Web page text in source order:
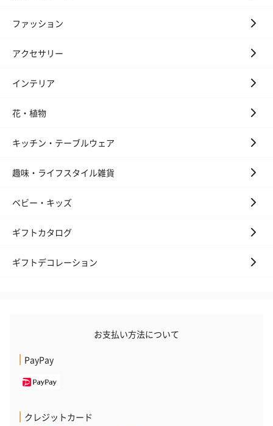
ハンドクリーム3本セッ
シャワージェ
リラックスグッズ
ハンドタオル・ハンカチ
ハンドタオル・ハンカチを同梱してお届けいたします。ギフトへ
ファッション
アクセサリー
インテリア
花・植物
キッチン・テーブルウェア
趣味・ライフスタイル雑貨
ベビー・キッズ
ギフトカタログ
ギフトデコレーション
お支払い方法について
PayPay
クレジットカード